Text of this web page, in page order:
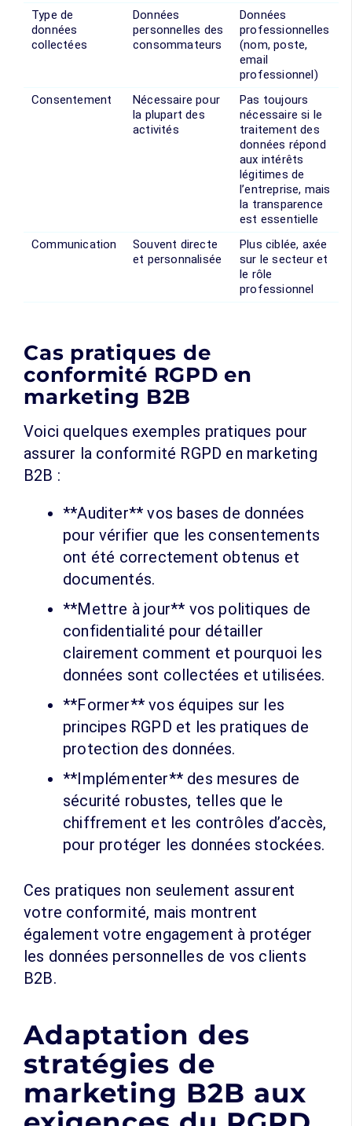
Type de
données
collectées
Données
personnelles des
consommateurs
Données
professionnelles
(nom, poste,
email
professionnel)
Consentement
Nécessaire pour
la plupart des
activités
Pas toujours
nécessaire si le
traitement des
données répond
aux intérêts
légitimes de
l’entreprise, mais
la transparence
est essentielle
Communication
Souvent directe
et personnalisée
Plus ciblée, axée
sur le secteur et
le rôle
professionnel
Cas pratiques de
conformité RGPD en
marketing B2B
Voici quelques exemples pratiques pour
assurer la conformité RGPD en marketing
B2B :
**Auditer** vos bases de données
pour vérifier que les consentements
ont été correctement obtenus et
documentés.
**Mettre à jour** vos politiques de
confidentialité pour détailler
clairement comment et pourquoi les
données sont collectées et utilisées.
**Former** vos équipes sur les
principes RGPD et les pratiques de
protection des données.
**Implémenter** des mesures de
sécurité robustes, telles que le
chiffrement et les contrôles d’accès,
pour protéger les données stockées.
Ces pratiques non seulement assurent
votre conformité, mais montrent
également votre engagement à protéger
les données personnelles de vos clients
B2B.
Adaptation des
stratégies de
marketing B2B aux